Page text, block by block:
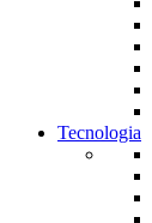
Tecnologia